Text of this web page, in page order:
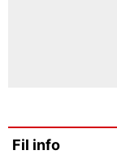
Fil info